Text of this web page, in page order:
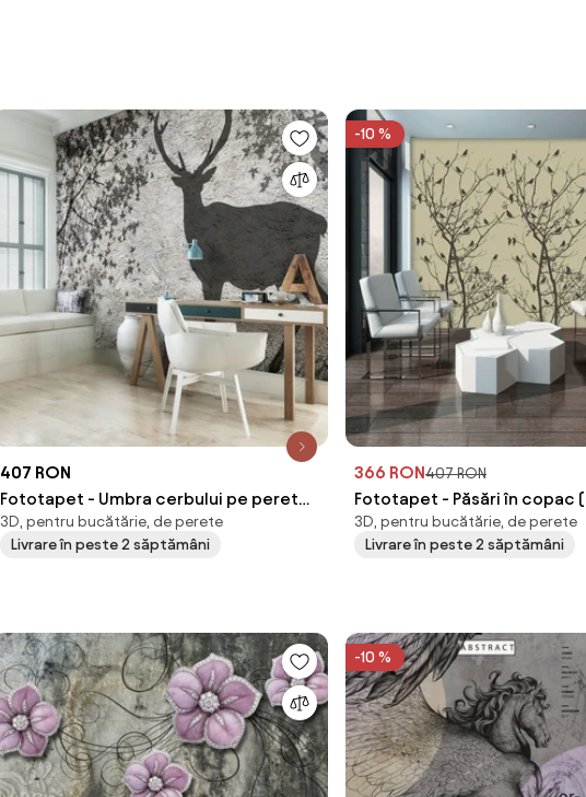
407 RON
Fototapet - Umbra cerbului pe perete
gri (254x184 cm)
3D, pentru bucătărie, de perete
Livrare în peste 2 săptămâni
-10 %
366 RON407 RON
Fototapet - Păsări în copac
cm)
3D, pentru bucătărie, de perete
Livrare în peste 2 săptămâni
-10 %